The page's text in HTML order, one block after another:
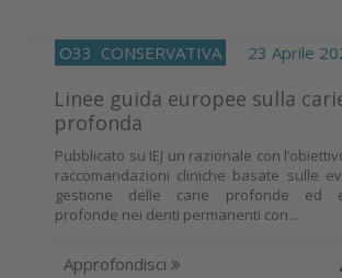
O33 CONSERVATIVA 23 Aprile
Linee guida europee sulla
profonda
Pubblicato su IEJ un razionale con
raccomandazioni cliniche basate sulle
gestione delle carie profonde ed
profonde nei denti permanenti con...
Approfondisci